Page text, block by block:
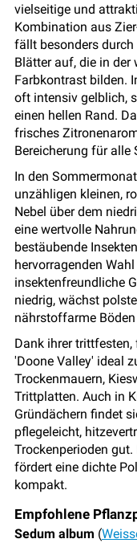
vielseitige und
Kombination aus
fällt besonders
Blätter auf, die in
Farbkontrast bilden.
oft intensiv gelblich,
einen hellen Rand.
frisches
Bereicherung für alle
In den
unzähligen kleinen,
Nebel über dem
eine wertvolle
bestäubende
hervorragenden
insektenfreundliche
niedrig, wächst
nährstoffarme
Dank ihrer
'Doone Valley' ideal
Trockenmauern,
Trittplatten. Auch in
Gründächern findet
pflegeleicht,
Trockenperioden
fördert eine dichte
kompakt.
Empfohlene
Sedum album (